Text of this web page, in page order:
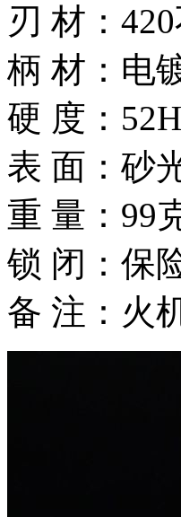
刃 材：
柄 材：电
硬 度：
表 面：砂
重 量：99
锁 闭：保
备 注：火